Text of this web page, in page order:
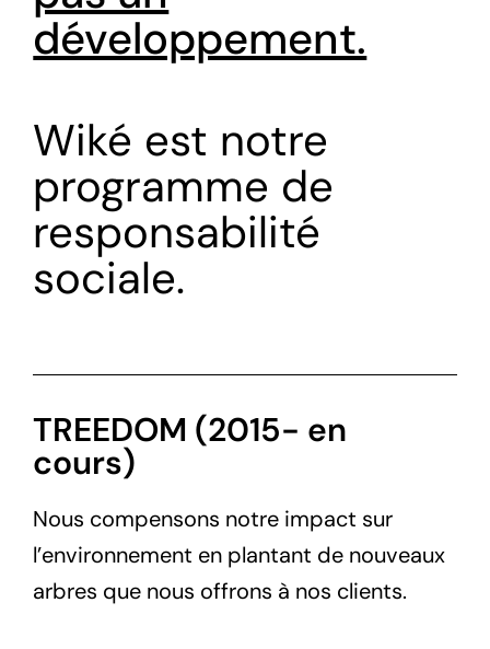
développement.
Wiké est notre
programme de
responsabilité
sociale.
TREEDOM (2015- en
cours)
Nous compensons notre impact sur
l’environnement en plantant de nouveaux
arbres que nous offrons à nos clients.